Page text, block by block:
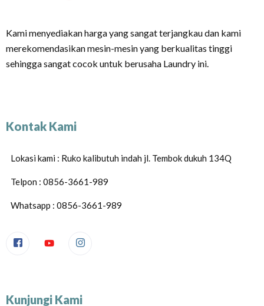
Kami menyediakan harga yang sangat terjangkau dan kami
merekomendasikan mesin-mesin yang berkualitas tinggi
sehingga sangat cocok untuk berusaha Laundry ini.
Kontak Kami
Lokasi kami : Ruko kalibutuh indah jl. Tembok dukuh 134Q
Telpon : 0856-3661-989
Whatsapp : 0856-3661-989
Kunjungi Kami